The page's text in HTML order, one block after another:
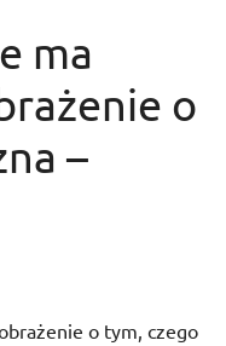
ma
o
–
o tym, czego